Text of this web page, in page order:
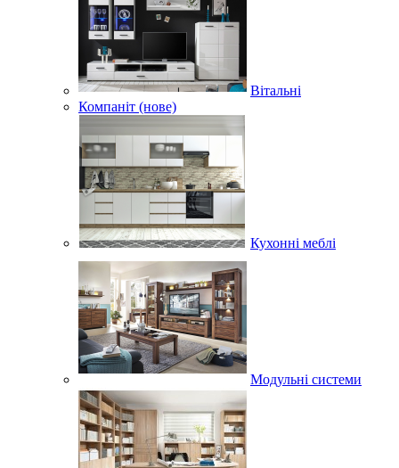
Вітальні
Компаніт (нове)
Кухонні меблі
Модульні системи